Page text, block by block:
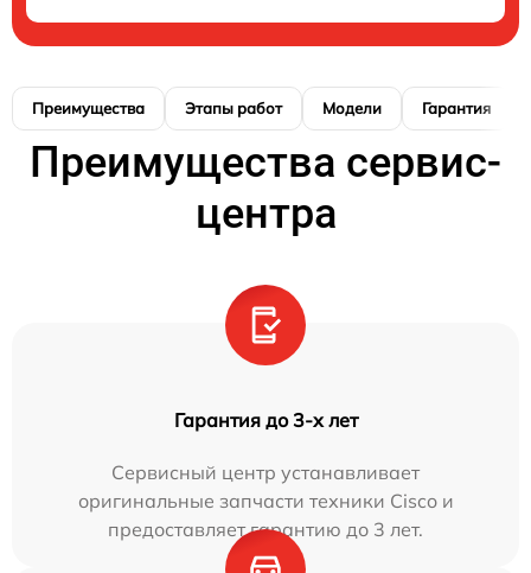
Преимущества Этапы работ Модели Гарантия
Преимущества сервис-
центра
Гарантия до 3-х лет
Сервисный центр устанавливает
оригинальные запчасти техники Cisco и
предоставляет гарантию до 3 лет.